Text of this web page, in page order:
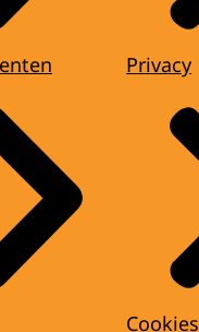
Privacy
Cookies